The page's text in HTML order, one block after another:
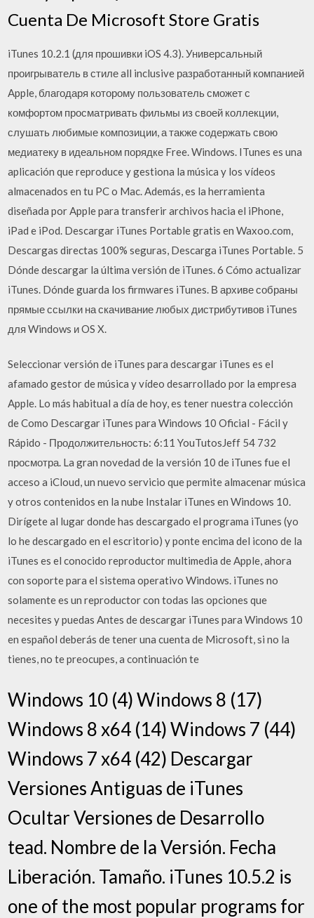
Cuenta De Microsoft Store Gratis
iTunes 10.2.1 (для прошивки iOS 4.3). Универсальный
проигрыватель в стиле all inclusive разработанный компанией
Apple, благодаря которому пользователь сможет с
комфортом просматривать фильмы из своей коллекции,
слушать любимые композиции, а также содержать свою
медиатеку в идеальном порядке Free. Windows. ITunes es una
aplicación que reproduce y gestiona la música y los vídeos
almacenados en tu PC o Mac. Además, es la herramienta
diseñada por Apple para transferir archivos hacia el iPhone,
iPad e iPod. Descargar iTunes Portable gratis en Waxoo.com,
Descargas directas 100% seguras, Descarga iTunes Portable. 5
Dónde descargar la última versión de iTunes. 6 Cómo actualizar
iTunes. Dónde guarda los firmwares iTunes. В архиве собраны
прямые ссылки на скачивание любых дистрибутивов iTunes
для Windows и OS X.
Seleccionar versión de iTunes para descargar iTunes es el
afamado gestor de música y vídeo desarrollado por la empresa
Apple. Lo más habitual a día de hoy, es tener nuestra colección
de Como Descargar iTunes para Windows 10 Oficial - Fácil y
Rápido - Продолжительность: 6:11 YouTutosJeff 54 732
просмотра. La gran novedad de la versión 10 de iTunes fue el
acceso a iCloud, un nuevo servicio que permite almacenar música
y otros contenidos en la nube Instalar iTunes en Windows 10.
Dirígete al lugar donde has descargado el programa iTunes (yo
lo he descargado en el escritorio) y ponte encima del icono de la
iTunes es el conocido reproductor multimedia de Apple, ahora
con soporte para el sistema operativo Windows. iTunes no
solamente es un reproductor con todas las opciones que
necesites y puedas Antes de descargar iTunes para Windows 10
en español deberás de tener una cuenta de Microsoft, si no la
tienes, no te preocupes, a continuación te
Windows 10 (4) Windows 8 (17)
Windows 8 x64 (14) Windows 7 (44)
Windows 7 x64 (42) Descargar
Versiones Antiguas de iTunes
Ocultar Versiones de Desarrollo
tead. Nombre de la Versión. Fecha
Liberación. Tamaño. iTunes 10.5.2 is
one of the most popular programs for